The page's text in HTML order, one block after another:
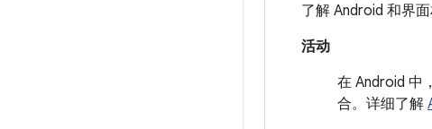
了解 Android 和界面
活动
在 Android 中，
合。详细了解